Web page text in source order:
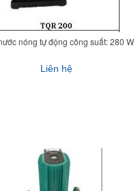
nóng tự động công suất: 280 W
Liên hệ